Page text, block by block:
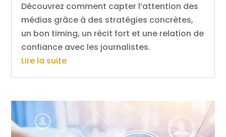
Découvrez comment capter l’attention des
médias grâce à des stratégies concrètes,
un bon timing, un récit fort et une relation de
confiance avec les journalistes.
Lire la suite